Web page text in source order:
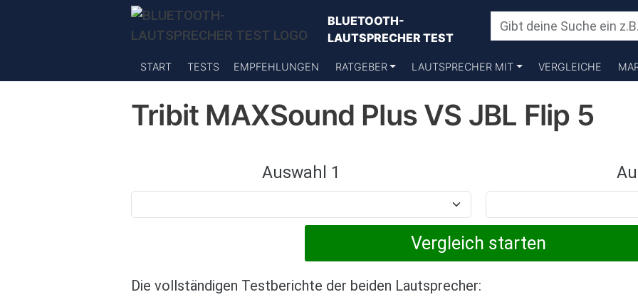
BLUETOOTH-
LAUTSPRECHER TEST
START TESTS EMPFEHLUNGEN RATGEBER LAUTSPRECHER MIT VERGLEICHE
Tribit MAXSound Plus VS JBL Flip 5
Auswahl 1
Die vollständigen Testberichte der beiden Lautsprecher: